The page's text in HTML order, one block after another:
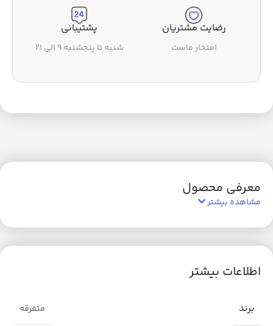
رضایت مشتریان
افتخار ماست
پشتیبانی
شنبه تا پنجشنبه ۹ الی ۲۱
معرفی محصول
مشاهده بیشتر
اطلاعات بیشتر
برند متفرقه